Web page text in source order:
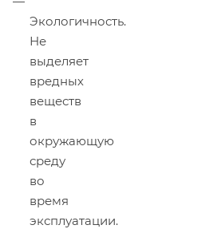
Экологичность.
Не
выделяет
вредных
веществ
в
окружающую
среду
во
время
эксплуатации.